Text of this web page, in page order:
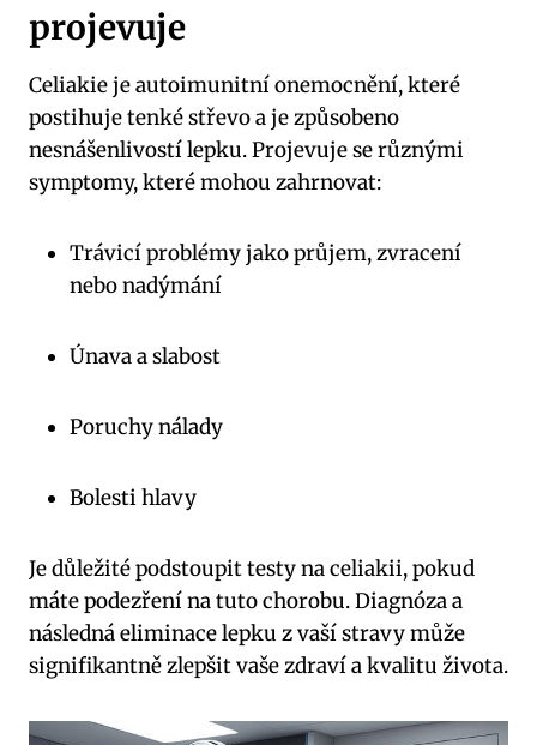
projevuje
Celiakie je autoimunitní onemocnění, které
postihuje tenké​ střevo a je​ způsobeno
nesnášenlivostí lepku. Projevuje se různými
symptomy, které mohou zahrnovat:
Trávicí problémy jako ‌průjem, ⁣zvracení
nebo nadýmání
Únava a slabost
Poruchy nálady
Bolesti hlavy
Je důležité podstoupit testy na celiakii, pokud
máte ⁤podezření na tuto chorobu. Diagnóza a
⁤následná eliminace lepku z vaší‌ stravy může
signifikantně zlepšit vaše zdraví a⁣ kvalitu života.